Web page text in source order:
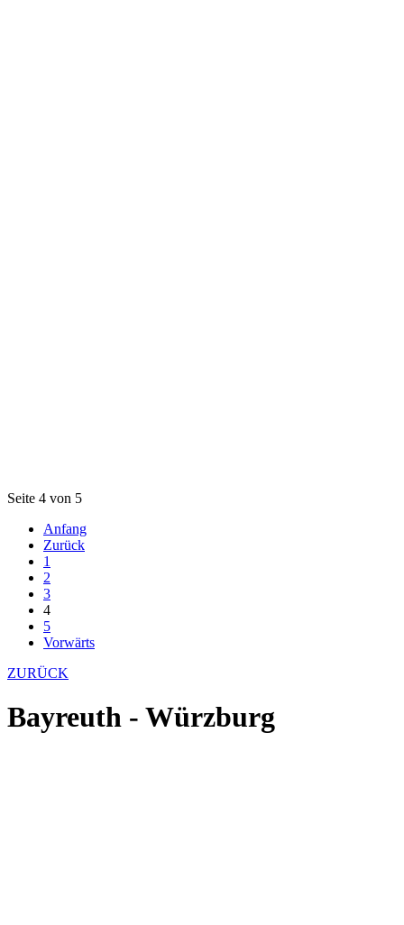
Seite 4 von 5
Anfang
Zurück
1
2
3
4
5
Vorwärts
ZURÜCK
Bayreuth - Würzburg